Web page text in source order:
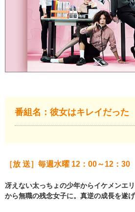
番組名：彼女はキレイだった
［放 送］毎週水曜 12：00～12：30
冴えない太っちょの少年からイケメンエ
から無職の残念女子に。真逆の成長を遂